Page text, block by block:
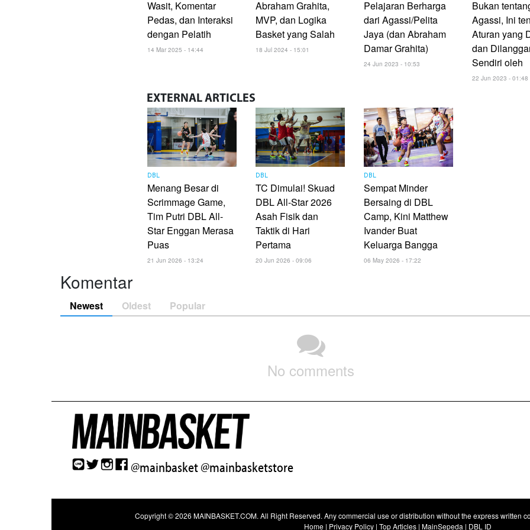
Wasit, Komentar
Pedas, dan Interaksi
dengan Pelatih
14 Mar 2025 - 14:44
Abraham Grahita,
MVP, dan Logika
Basket yang Salah
18 Jul 2024 - 15:01
Pelajaran Berharga
dari Agassi/Pelita
Jaya (dan Abraham
Damar Grahita)
24 Jun 2023 - 10:53
Bukan
Agassi, Ini
Aturan yang
dan
Sendiri oleh
22 Jun 2023 - 01:48
EXTERNAL ARTICLES
DBL
Menang Besar di
Scrimmage Game,
Tim Putri DBL All-
Star Enggan Merasa
Puas
21 Jun 2026 - 13:24
DBL
TC Dimulai! Skuad
DBL All-Star 2026
Asah Fisik dan
Taktik di Hari
Pertama
20 Jun 2026 - 09:06
DBL
Sempat Minder
Bersaing di DBL
Camp, Kini Matthew
Ivander Buat
Keluarga Bangga
06 May 2026 - 17:22
Komentar
Newest Oldest Popular
No comments
@mainbasket@mainbasketstore
Copyright © 2026 MAINBASKET.COM. All Right Reserved. Any commercial use or distribution without the express written
Home| Privacy Policy| Top Articles| MainSepeda | DBL ID